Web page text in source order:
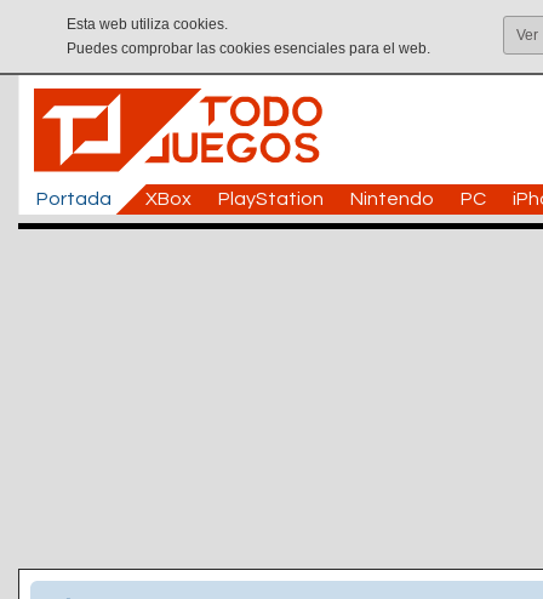
Esta web utiliza cookies.
Puedes comprobar las cookies esenciales para el web.
Ver
Portada XBox PlayStation Nintendo PC